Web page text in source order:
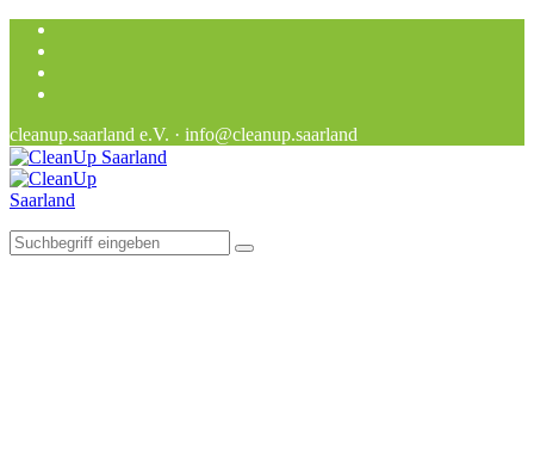
cleanup.saarland e.V. · info@cleanup.saarland